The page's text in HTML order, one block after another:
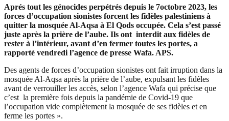
Aprés tout les génocides perpétrés depuis le 7octobre 2023, les
forces d’occupation sionistes forcent les fidèles palestiniens à
quitter la mosquée Al-Aqsa à El Qods occupée. Cela s’est passé
juste après la prière de l’aube. Ils ont interdit aux fidèles de
rester à l’intérieur, avant d’en fermer toutes les portes, a
rapporté vendredi l’agence de presse Wafa. APS.
Des agents de forces d’occupation sionistes ont fait irruption dans la
mosquée Al-Aqsa après la prière de l’aube, expulsant les fidèles
avant de verrouiller les accès, selon l’agence Wafa qui précise que
c’est la première fois depuis la pandémie de Covid-19 que
l’occupation vide complètement la mosquée de ses fidèles et en
ferme les portes ».